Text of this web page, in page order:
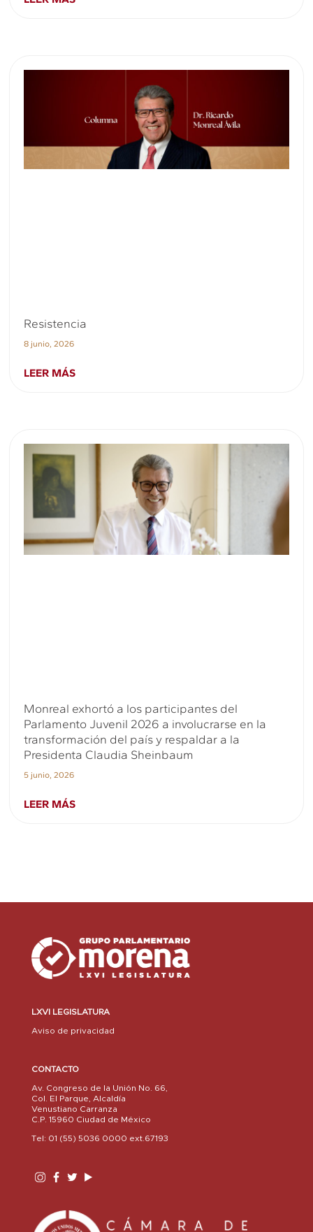
Resistencia
8 junio, 2026
LEER MÁS
Monreal exhortó a los participantes del
Parlamento Juvenil 2026 a involucrarse en la
transformación del país y respaldar a la
Presidenta Claudia Sheinbaum
5 junio, 2026
LEER MÁS
LXVI LEGISLATURA
Aviso de privacidad
CONTACTO
Av. Congreso de la Unión No. 66,
Col. El Parque, Alcaldía
Venustiano Carranza
C.P. 15960 Ciudad de México
Tel: 01 (55) 5036 0000 ext.67193